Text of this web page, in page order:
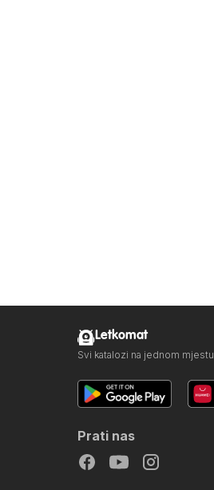
Letkomat
Svi katalozi na jednom mjestu
Prati nas